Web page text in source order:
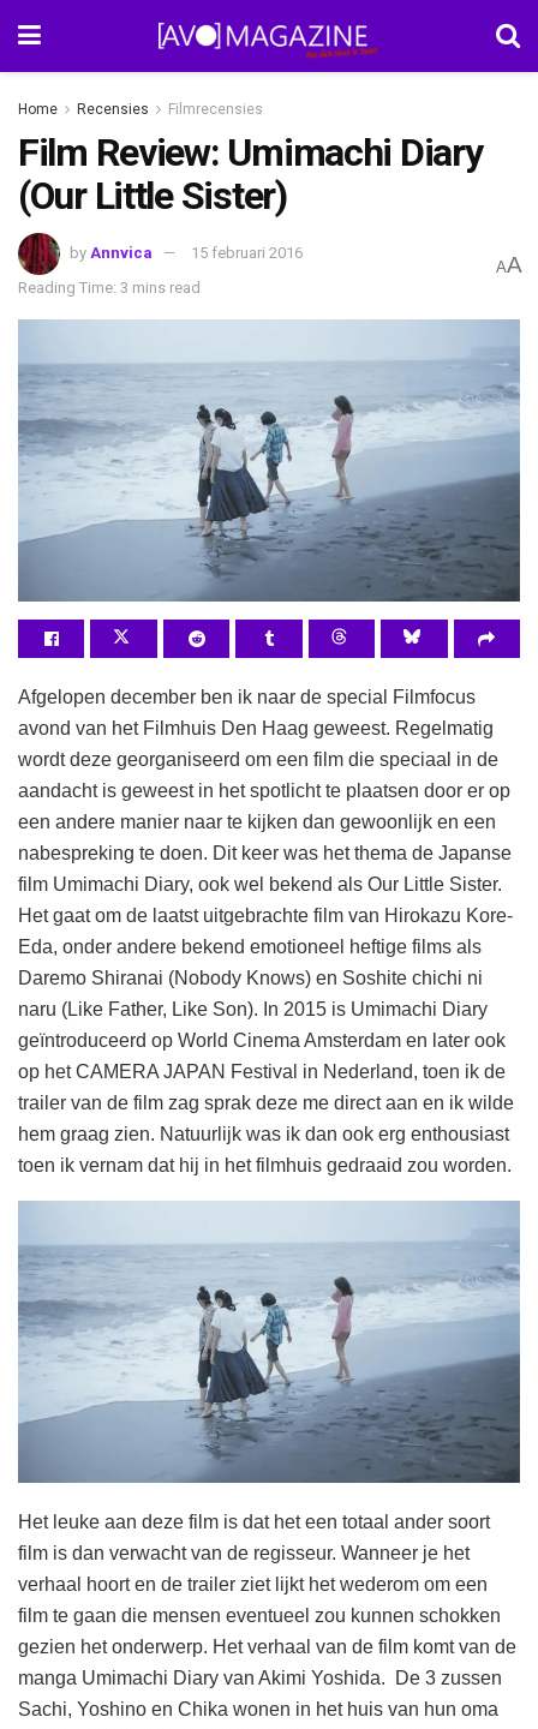
Home Recensies Filmrecensies
Film Review: Umimachi Diary
(Our Little Sister)
by Annvica
15 februari 2016
Reading Time: 3 mins read
AA
Afgelopen december ben ik naar de special Filmfocus
avond van het Filmhuis Den Haag geweest. Regelmatig
wordt deze georganiseerd om een film die speciaal in de
aandacht is geweest in het spotlicht te plaatsen door er op
een andere manier naar te kijken dan gewoonlijk en een
nabespreking te doen. Dit keer was het thema de Japanse
film Umimachi Diary, ook wel bekend als Our Little Sister.
Het gaat om de laatst uitgebrachte film van Hirokazu Kore-
Eda, onder andere bekend emotioneel heftige films als
Daremo Shiranai (Nobody Knows) en Soshite chichi ni
naru (Like Father, Like Son). In 2015 is Umimachi Diary
geïntroduceerd op World Cinema Amsterdam en later ook
op het CAMERA JAPAN Festival in Nederland, toen ik de
trailer van de film zag sprak deze me direct aan en ik wilde
hem graag zien. Natuurlijk was ik dan ook erg enthousiast
toen ik vernam dat hij in het filmhuis gedraaid zou worden.
Het leuke aan deze film is dat het een totaal ander soort
film is dan verwacht van de regisseur. Wanneer je het
verhaal hoort en de trailer ziet lijkt het wederom om een
film te gaan die mensen eventueel zou kunnen schokken
gezien het onderwerp. Het verhaal van de film komt van de
manga Umimachi Diary van Akimi Yoshida. De 3 zussen
Sachi, Yoshino en Chika wonen in het huis van hun oma